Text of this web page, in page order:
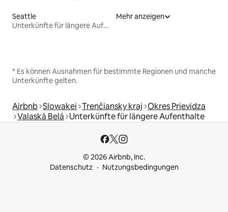
Seattle
Unterkünfte für längere Aufenthalte
Mehr anzeigen
* Es können Ausnahmen für bestimmte Regionen und manche
Unterkünfte gelten.
Airbnb Slowakei Trenčiansky kraj Okres Prievidza
Valaská Belá Unterkünfte für längere Aufenthalte
© 2026 Airbnb, Inc.
Datenschutz
Nutzungsbedingungen